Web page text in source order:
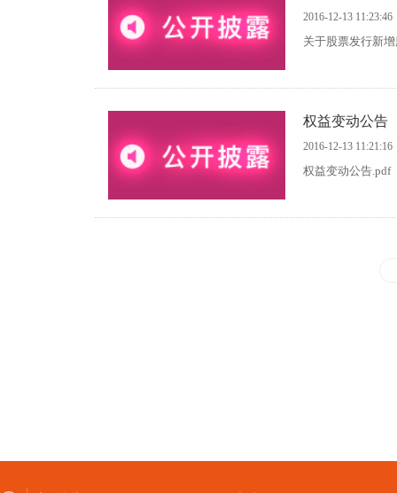
2016-12-13 11:23:46
关于股票发行新
权益变动公告
2016-12-13 11:21:16
权益变动公告.pdf